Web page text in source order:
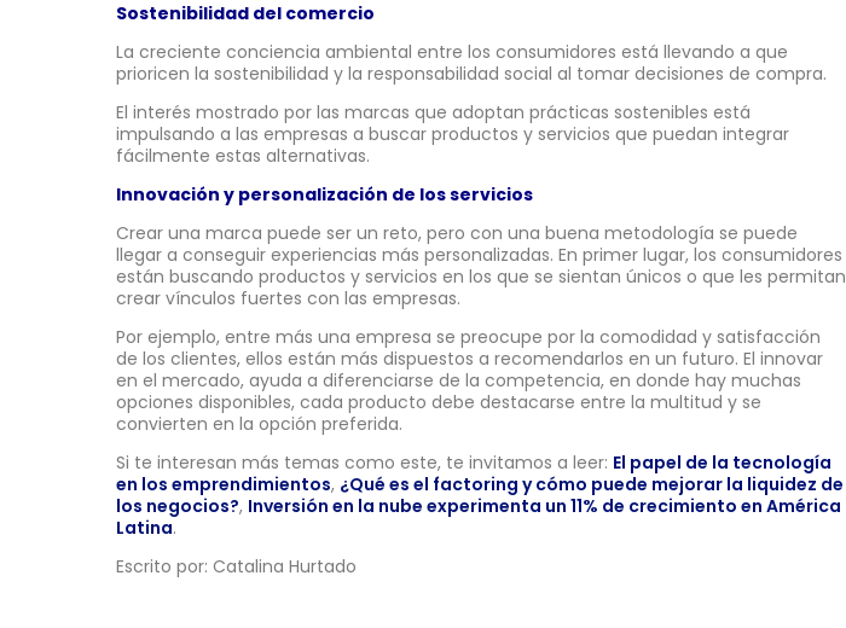
Sostenibilidad del comercio
La creciente conciencia ambiental entre los consumidores está llevando a que
prioricen la sostenibilidad y la responsabilidad social al tomar decisiones de compra.
El interés mostrado por las marcas que adoptan prácticas sostenibles está
impulsando a las empresas a buscar productos y servicios que puedan integrar
fácilmente estas alternativas.
Innovación y personalización de los servicios
Crear una marca puede ser un reto, pero con una buena metodología se puede
llegar a conseguir experiencias más personalizadas. En primer lugar, los consumidores
están buscando productos y servicios en los que se sientan únicos o que les permitan
crear vínculos fuertes con las empresas.
Por ejemplo, entre más una empresa se preocupe por la comodidad y satisfacción
de los clientes, ellos están más dispuestos a recomendarlos en un futuro. El innovar
en el mercado, ayuda a diferenciarse de la competencia, en donde hay muchas
opciones disponibles, cada producto debe destacarse entre la multitud y se
convierten en la opción preferida.
Si te interesan más temas como este, te invitamos a leer: El papel de la tecnología
en los emprendimientos, ¿Qué es el factoring y cómo puede mejorar la liquidez de
los negocios?, Inversión en la nube experimenta un 11% de crecimiento en América
Latina.
Escrito por: Catalina Hurtado